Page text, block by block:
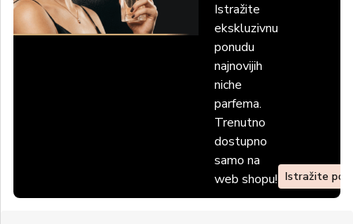
Istražite
ekskluzivnu
ponudu
najnovijih
niche
parfema.
Trenutno
dostupno
samo na
web shopu! Istražite